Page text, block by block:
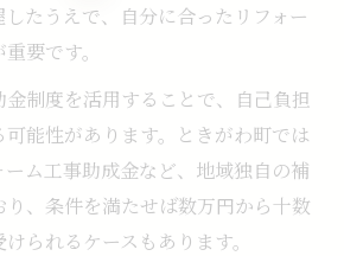
したうえで、自分に合ったリフォー
要です。
制度を活用することで、自己負担
能性があります。ときがわ町では
ム工事助成金など、地域独自の補
、条件を満たせば数万円から十数
られるケースもあります。